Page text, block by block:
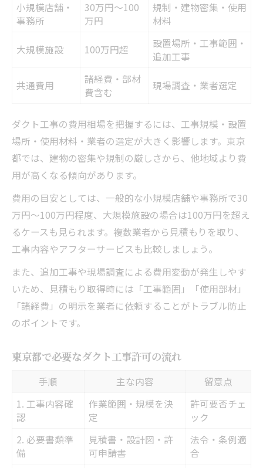
小規模店舗・
事務所
30万円～100
万円
規制・建物密集・使用
材料
大規模施設 100万円超
設置場所・工事範囲・
追加工事
共通費用
諸経費・部材
費含む
現場調査・業者選定
ダクト工事の費用相場を把握するには、工事規模・設置
場所・使用材料・業者の選定が大きく影響します。東京
都では、建物の密集や規制の厳しさから、他地域より費
用が高くなる傾向があります。
費用の目安としては、一般的な小規模店舗や事務所で30
万円～100万円程度、大規模施設の場合は100万円を超え
るケースも見られます。複数業者から見積もりを取り、
工事内容やアフターサービスも比較しましょう。
また、追加工事や現場調査による費用変動が発生しやす
いため、見積もり取得時には「工事範囲」「使用部材」
「諸経費」の明示を業者に依頼することがトラブル防止
のポイントです。
東京都で必要なダクト工事許可の流れ
手順 主な内容
留意点
1. 工事内容確
認
作業範囲・規模を決
定
許可要否チェ
ック
2. 必要書類準
備
見積書・設計図・許
可申請書
法令・条例適
合